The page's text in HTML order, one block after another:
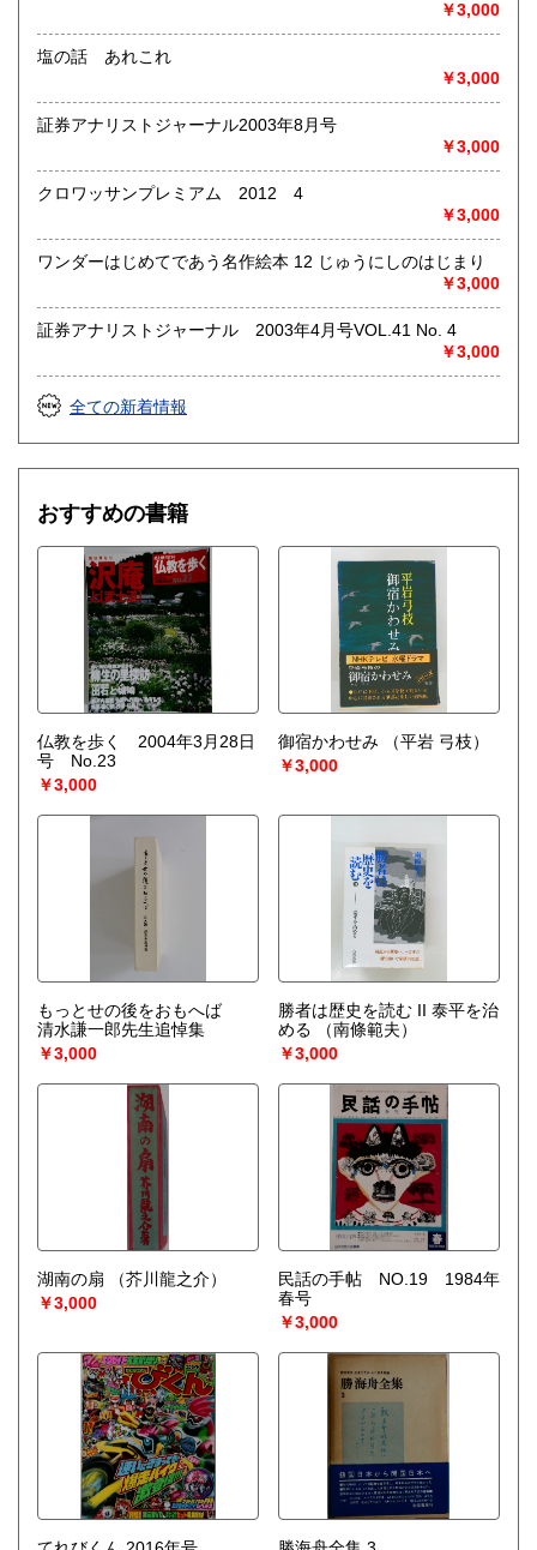
￥3,000
塩の話 あれこれ
￥3,000
証券アナリストジャーナル2003年8月号
￥3,000
クロワッサンプレミアム 2012 4
￥3,000
ワンダーはじめてであう名作絵本 12 じゅうにしのはじまり
￥3,000
証券アナリストジャーナル 2003年4月号VOL.41 No. 4
￥3,000
全ての新着情報
おすすめの書籍
仏教を歩く 2004年3月28日
号 No.23
￥3,000
御宿かわせみ
（平岩 弓枝）
￥3,000
もっとせの後をおもへば
清水謙一郎先生追悼集
￥3,000
勝者は歴史を読む II 泰平を治
める
（南條範夫）
￥3,000
湖南の扇
（芥川龍之介）
￥3,000
民話の手帖 NO.19 1984年
春号
￥3,000